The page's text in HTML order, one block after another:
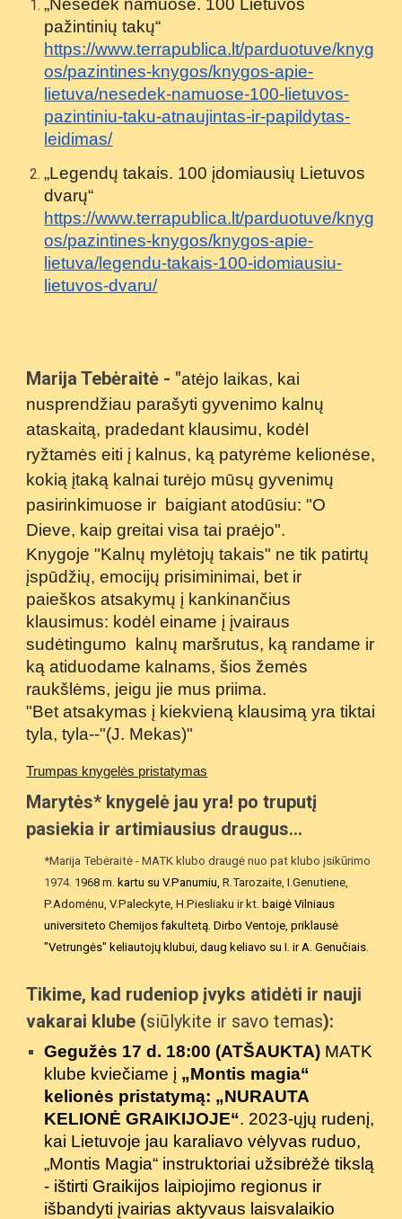
„Nesėdėk namuose. 100 Lietuvos
pažintinių takų“
https://www.terrapublica.lt/parduotuve/knyg
os/pazintines-knygos/knygos-apie-
lietuva/nesedek-namuose-100-lietuvos-
pazintiniu-taku-atnaujintas-ir-papildytas-
leidimas/
„Legendų takais. 100 įdomiausių Lietuvos
dvarų“
https://www.terrapublica.lt/parduotuve/knyg
os/pazintines-knygos/knygos-apie-
lietuva/legendu-takais-100-idomiausiu-
lietuvos-dvaru/
Marija Tebėraitė - "atėjo laikas, kai
nusprendžiau parašyti gyvenimo kalnų
ataskaitą, pradedant klausimu, kodėl
ryžtamės eiti į kalnus, ką patyrėme kelionėse,
kokią įtaką kalnai turėjo mūsų gyvenimų
pasirinkimuose ir baigiant atodūsiu: "O
Dieve, kaip greitai visa tai praėjo".
Knygoje "Kalnų mylėtojų takais" ne tik patirtų
įspūdžių, emocijų prisiminimai, bet ir
paieškos atsakymų į kankinančius
klausimus: kodėl einame į įvairaus
sudėtingumo kalnų maršrutus, ką randame ir
ką atiduodame kalnams, šios žemės
raukšlėms, jeigu jie mus priima.
"Bet atsakymas į kiekvieną klausimą yra tiktai
tyla, tyla--"(J. Mekas)"
Trumpas knygelės pristatymas
Marytės* knygelė jau yra! po truputį
pasiekia ir artimiausius draugus...
*Marija Tebėraitė - MATK klubo draugė nuo pat klubo įsikūrimo
1974. 1968 m . kartu su V.Panumiu,R.Tarozaite, I.Genutiene,
P.Adomėnu, V.Paleckyte, H.Piesliaku ir kt. baigė Vilniaus
universiteto Chemijos fakultetą. Dirbo Ventoje, priklausė
"Vetrungės" keliautojų klubui, daug keliavo su I. ir A. Genučiais.
Tikime, kad rudeniop įvyks atidėti ir nauji
vakarai klube (siūlykite ir savo temas):
Gegužės 17 d. 18:00 (ATŠAUKTA) MATK
klube kviečiame į „Montis magia“
kelionės pristatymą: „NURAUTA
KELIONĖ GRAIKIJOJE“. 2023-ųjų rudenį,
kai Lietuvoje jau karaliavo vėlyvas ruduo,
„Montis Magia“ instruktoriai užsibrėžė tikslą
- ištirti Graikijos laipiojimo regionus ir
išbandyti įvairias aktyvaus laisvalaikio